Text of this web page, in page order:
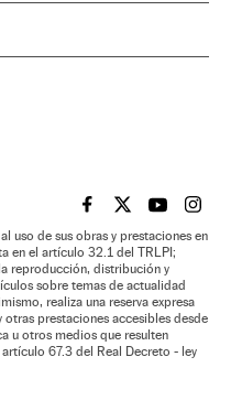
EL PAÍS BRASIL EN
EL PAÍSEL PAÍS
EL
uso de sus obras y prestaciones en
en el artículo 32.1 del TRLPI;
reproducción, distribución y
sobre temas de actualidad
realiza una reserva expresa
prestaciones accesibles desde
u otros medios que resulten
67.3 del Real Decreto - ley